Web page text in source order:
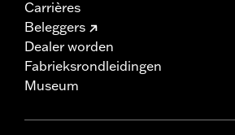
Carrières
Beleggers
Dealer worden
Fabrieksrondleidingen
Museum